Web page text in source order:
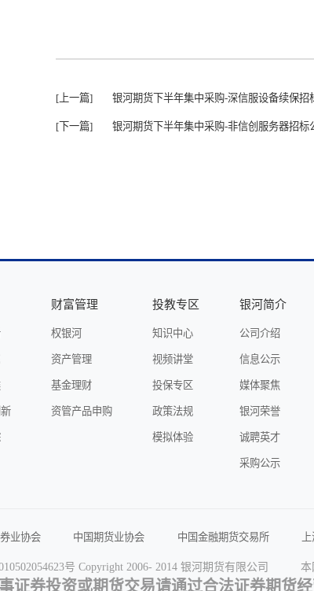
[上一篇] 银河期货下半年集中采购-深信服设备续保招
[下一篇] 银河期货下半年集中采购-非信创服务器招标
财富管理
权银河
资产管理
基金理财
资管产品申购
投教专区
知识中心
视频讲堂
投保专区
政策法规
模拟体验
银河简介
公司介绍
信息公示
媒体聚焦
银河荣誉
诚聘英才
采购公示
业协会 中国期货业协会 中国金融期货交易所
网 中华粮网 中国能源网 中国橡胶网 深
号 Copyright 2006- 2014 银河期货有限公司 本
证券投资或期货交易请通过合法证券期货